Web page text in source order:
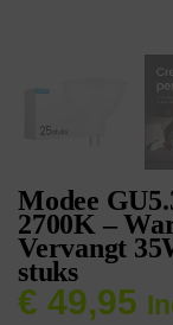
Modee
2700K –
Vervangt
stuks
€ 49,95